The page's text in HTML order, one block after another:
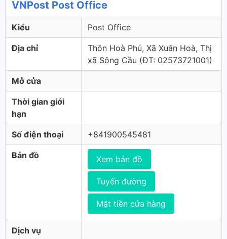
VNPost Post Office
Kiểu Post Office
Địa chỉ
Thôn Hoà Phú, Xã Xuân Hoà, Thị
xã Sông Cầu (ÐT: 02573721001)
Mở cửa
Thời gian giới
hạn
Số điện thoại +841900545481
Bản đồ Xem bản đồ
Tuyến đường
Mặt tiền cửa hàng
Dịch vụ